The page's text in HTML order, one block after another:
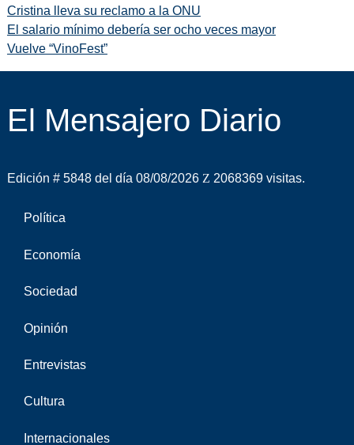
Cristina lleva su reclamo a la ONU
El salario mínimo debería ser ocho veces mayor
Vuelve “VinoFest”
El Mensajero Diario
Edición # 5848 del día 08/08/2026 2068369 visitas.
Política
Economía
Sociedad
Opinión
Entrevistas
Cultura
Internacionales